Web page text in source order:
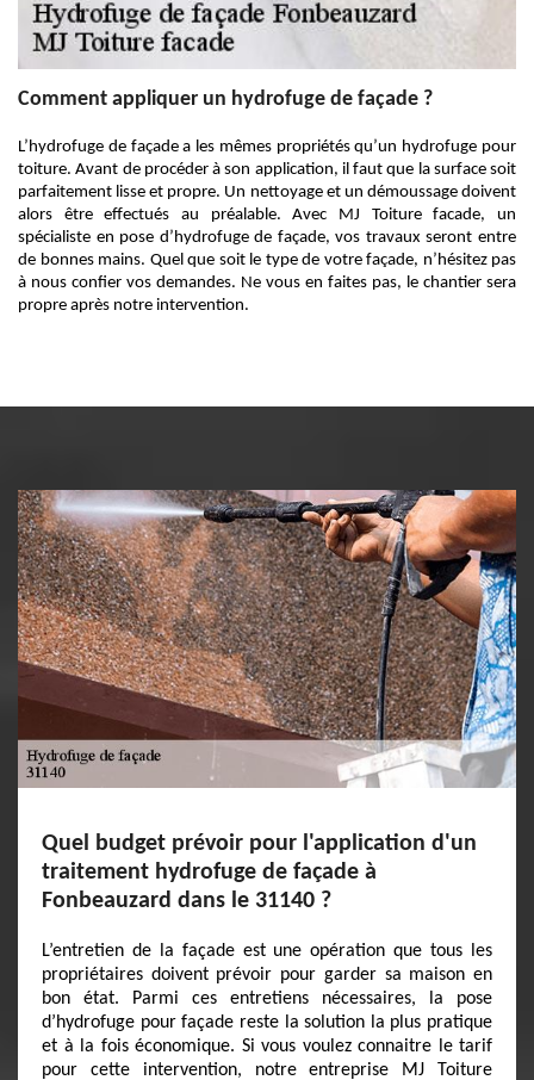
Comment appliquer un hydrofuge de façade ?
L’hydrofuge de façade a les mêmes propriétés qu’un hydrofuge pour
toiture. Avant de procéder à son application, il faut que la surface soit
parfaitement lisse et propre. Un nettoyage et un démoussage doivent
alors être effectués au préalable. Avec MJ Toiture facade, un
spécialiste en pose d’hydrofuge de façade, vos travaux seront entre
de bonnes mains. Quel que soit le type de votre façade, n’hésitez pas
à nous confier vos demandes. Ne vous en faites pas, le chantier sera
propre après notre intervention.
Quel budget prévoir pour l'application d'un
traitement hydrofuge de façade à
Fonbeauzard dans le 31140 ?
L’entretien de la façade est une opération que tous les
propriétaires doivent prévoir pour garder sa maison en
bon état. Parmi ces entretiens nécessaires, la pose
d’hydrofuge pour façade reste la solution la plus pratique
et à la fois économique. Si vous voulez connaitre le tarif
pour cette intervention, notre entreprise MJ Toiture